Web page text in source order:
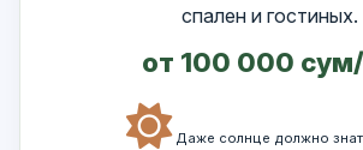
спален и гостиных.
от 100 000
Даже солнце должно